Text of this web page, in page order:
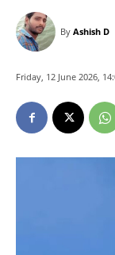
By Ashish D
Friday, 12 June 2026,